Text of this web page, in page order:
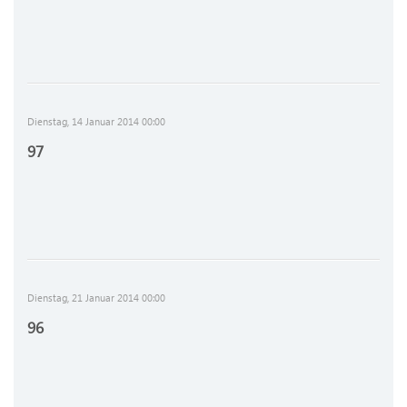
Dienstag, 14 Januar 2014 00:00
97
Dienstag, 21 Januar 2014 00:00
96